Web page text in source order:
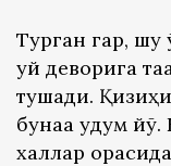
Турган гар, шу
уй деворига
тушади.
бунақа удум
халқлар